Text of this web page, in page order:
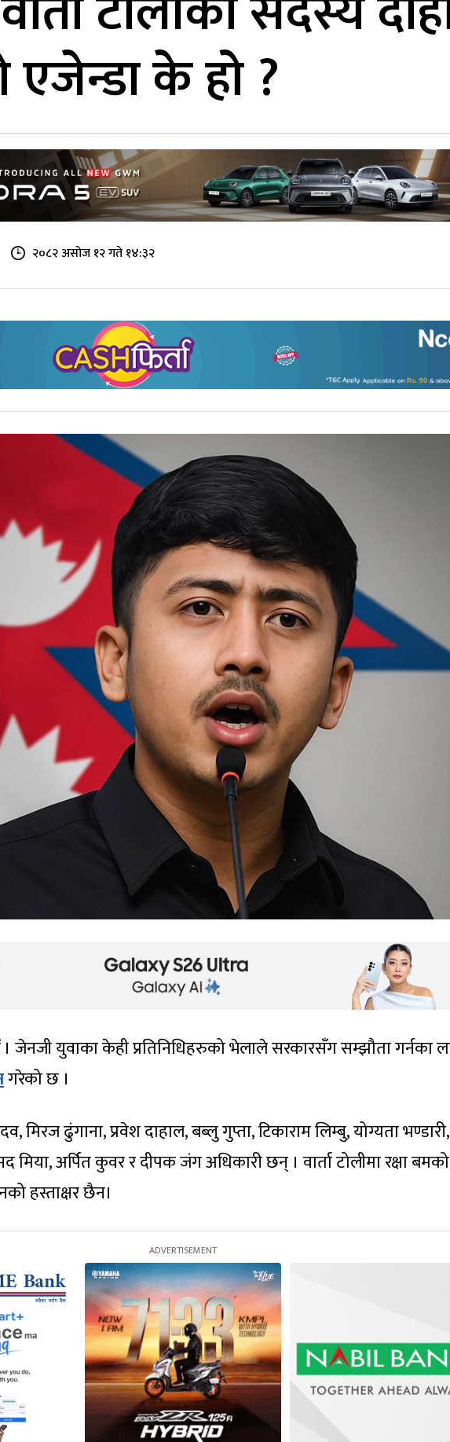
एजेन्डा के हो ?
२०८२ असोज १२ गते १४:३२
जेनजी युवाका केही प्रतिनिधिहरुको भेलाले सरकारसँग सम्झौता गर्नका
गरेको छ ।
मिरज ढुंगाना, प्रवेश दाहाल, बब्लु गुप्ता, टिकाराम लिम्बु, योग्यता
मिया, अर्पित कुवर र दीपक जंग अधिकारी छन् । वार्ता टोलीमा रक्षा
हस्ताक्षर छैन।